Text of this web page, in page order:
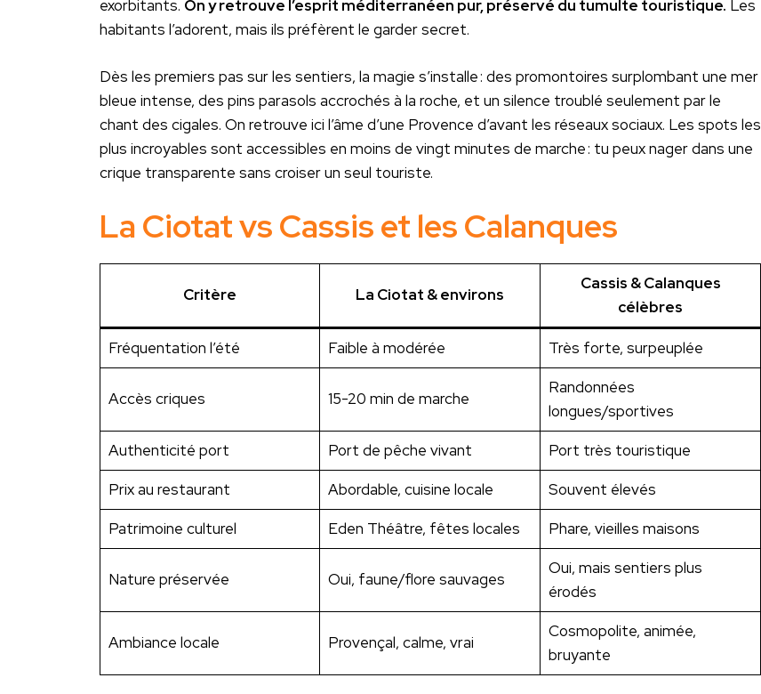
exorbitants. On y retrouve l’esprit méditerranéen pur, préservé du tumulte touristique. Les
habitants l’adorent, mais ils préfèrent le garder secret.
Dès les premiers pas sur les sentiers, la magie s’installe : des promontoires surplombant une mer
bleue intense, des pins parasols accrochés à la roche, et un silence troublé seulement par le
chant des cigales. On retrouve ici l’âme d’une Provence d’avant les réseaux sociaux. Les spots les
plus incroyables sont accessibles en moins de vingt minutes de marche : tu peux nager dans une
crique transparente sans croiser un seul touriste.
La Ciotat vs Cassis et les Calanques
Critère La Ciotat & environs
Cassis & Calanques
célèbres
Fréquentation l’été Faible à modérée Très forte, surpeuplée
Accès criques 15-20 min de marche
Randonnées
longues/sportives
Authenticité port
Port de pêche vivant
Port très touristique
Prix au restaurant
Abordable, cuisine locale
Souvent élevés
Patrimoine culturel
Eden Théâtre, fêtes locales Phare, vieilles maisons
Nature préservée Oui, faune/flore sauvages
Oui, mais sentiers plus
érodés
Ambiance locale Provençal, calme, vrai
Cosmopolite, animée,
bruyante